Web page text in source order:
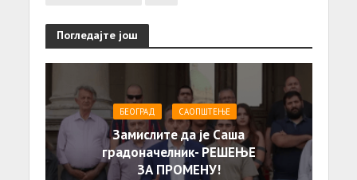
Погледајте још
БЕОГРАД САОПШТЕЊE
Замислите да је Саша
градоначелник- РЕШЕЊЕ
ЗА ПРОМЕНУ!